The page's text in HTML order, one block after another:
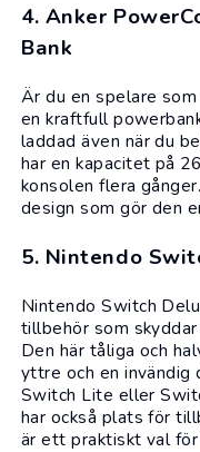
4. Anker
Bank
Är du en spelare
en kraftfull
laddad även när du
har en kapacitet på
konsolen flera
design som gör den
5. Nintendo
Nintendo Switch
tillbehör som skyddar
Den här tåliga och
yttre och en invändig
Switch Lite eller
har också plats för
är ett praktiskt val